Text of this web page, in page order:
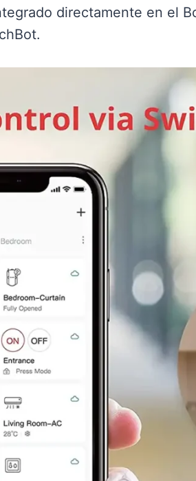
directamente en el